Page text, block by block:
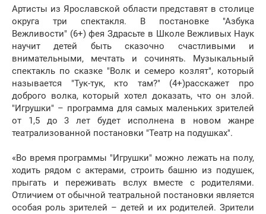
Артисты из Ярославской области представят в столице
округа три спектакля. В постановке "Азбука
Вежливости" (6+) фея Здрасьте в Школе Вежливых Наук
научит детей быть сказочно счастливыми и
внимательными, мечтать и сочинять. Музыкальный
спектакль по сказке "Волк и семеро козлят", который
называется "Тук-тук, кто там?" (4+)расскажет про
доброго волка, который хотел доказать, что он злой.
"Игрушки" – программа для самых маленьких зрителей
от 1,5 до 3 лет будет исполнена в новом жанре
театрализованной постановки "Театр на подушках".
«Во время программы "Игрушки" можно лежать на полу,
ходить рядом с актерами, строить башню из подушек,
прыгать и переживать вслух вместе с родителями.
Отличием от обычной театральной постановки является
особая роль зрителей – детей и их родителей. Зрители